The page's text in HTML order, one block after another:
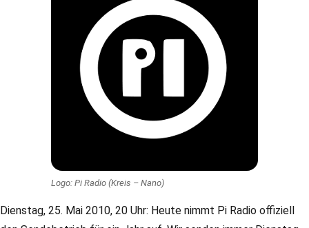
Logo: Pi Radio (Kreis – Nano)
Dienstag, 25. Mai 2010, 20 Uhr: Heute nimmt Pi Radio offiziell